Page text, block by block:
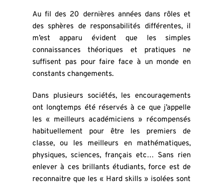
Au fil des 20 dernières années dans rôles et
des sphères de responsabilités différentes, il
m’est apparu évident que les simples
connaissances théoriques et pratiques ne
suffisent pas pour faire face à un monde en
constants changements.
Dans plusieurs sociétés, les encouragements
ont longtemps été réservés à ce que j’appelle
les « meilleurs académiciens » récompensés
habituellement pour être les premiers de
classe, ou les meilleurs en mathématiques,
physiques, sciences, français etc… Sans rien
enlever à ces brillants étudiants, force est de
reconnaitre que les « Hard skills » isolées sont